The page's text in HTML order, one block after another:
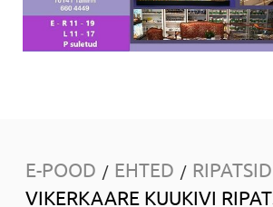
E-POOD / EHTED / RIPATSID
VIKERKAARE KUUKIVI